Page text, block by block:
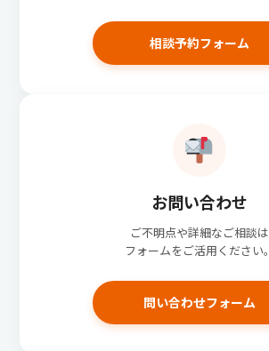
相談予約フォーム
お問い合わせ
ご不明点や詳細なご相談は
フォームをご活用ください。
問い合わせフォーム